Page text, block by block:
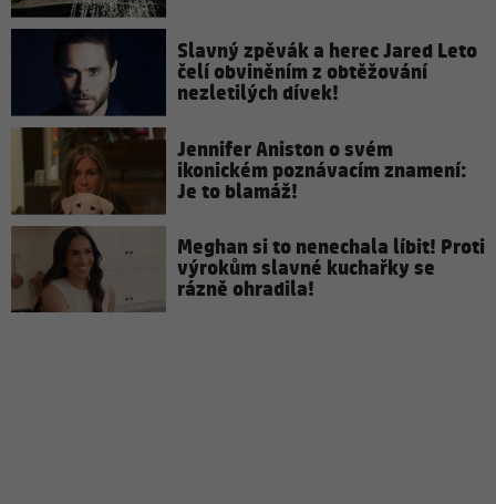
Slavný zpěvák a herec Jared Leto
čelí obviněním z obtěžování
nezletilých dívek!
Jennifer Aniston o svém
ikonickém poznávacím znamení:
Je to blamáž!
Meghan si to nenechala líbit! Proti
výrokům slavné kuchařky se
rázně ohradila!